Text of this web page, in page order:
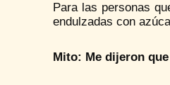
Para las personas
endulzadas con
Mito: Me dijeron